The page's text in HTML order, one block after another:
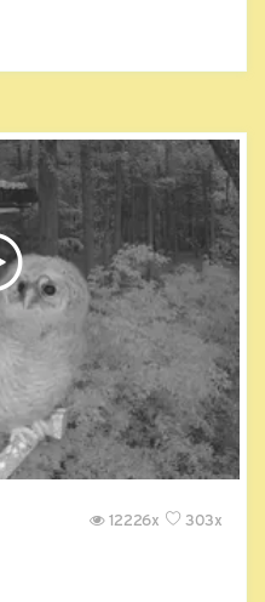
303x
12226x